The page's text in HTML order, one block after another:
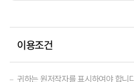
이용조건
귀하는 원저작자를 표시하여야 합니